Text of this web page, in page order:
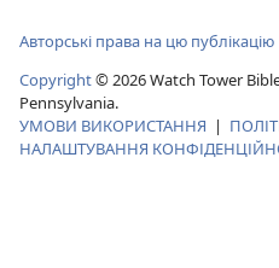
Авторські права на цю публікацію
Copyright©2026Watch Tower
Pennsylvania.
УМОВИ ВИКОРИСТАННЯ |
НАЛАШТУВАННЯ